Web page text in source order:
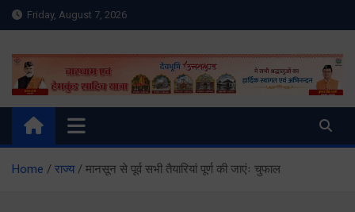
Skip
to
Friday, August 7, 2026
Meru Raibar | Uttarakhand
News | Uttarkashi News
meruraibar.com
Home राज्य मानसून से पूर्व सभी तैयारियां पूर्ण की जाएंः चुफाल